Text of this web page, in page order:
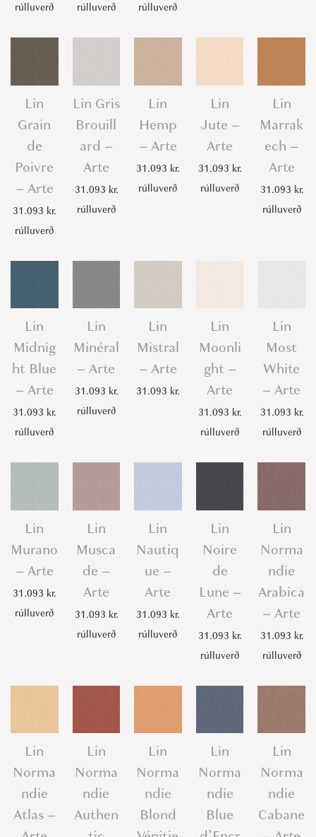
rúlluverð
rúlluverð
rúlluverð
Lin
Grain
de
Poivre
– Arte
31.093 kr.
rúlluverð
Lin Gris
Brouill
ard –
Arte
31.093 kr.
rúlluverð
Lin
Hemp
– Arte
31.093 kr.
rúlluverð
Lin
Jute –
Arte
31.093 kr.
rúlluverð
Lin
Marrak
ech –
Arte
31.093 kr.
rúlluverð
Lin
Midnig
ht Blue
– Arte
31.093 kr.
rúlluverð
Lin
Minéral
– Arte
31.093 kr.
rúlluverð
Lin
Mistral
– Arte
31.093 kr.
Lin
Moonli
ght –
Arte
31.093 kr.
rúlluverð
Lin
Most
White
– Arte
31.093 kr.
rúlluverð
Lin
Murano
– Arte
31.093 kr.
rúlluverð
Lin
Musca
de –
Arte
31.093 kr.
rúlluverð
Lin
Nautiq
ue –
Arte
31.093 kr.
rúlluverð
Lin
Noire
de
Lune –
Arte
31.093 kr.
rúlluverð
Lin
Norma
ndie
Arabica
– Arte
31.093 kr.
rúlluverð
Lin
Norma
ndie
Atlas –
Lin
Norma
ndie
Authen
Lin
Norma
ndie
Blond
Lin
Norma
ndie
Blue
Lin
Norma
ndie
Cabane